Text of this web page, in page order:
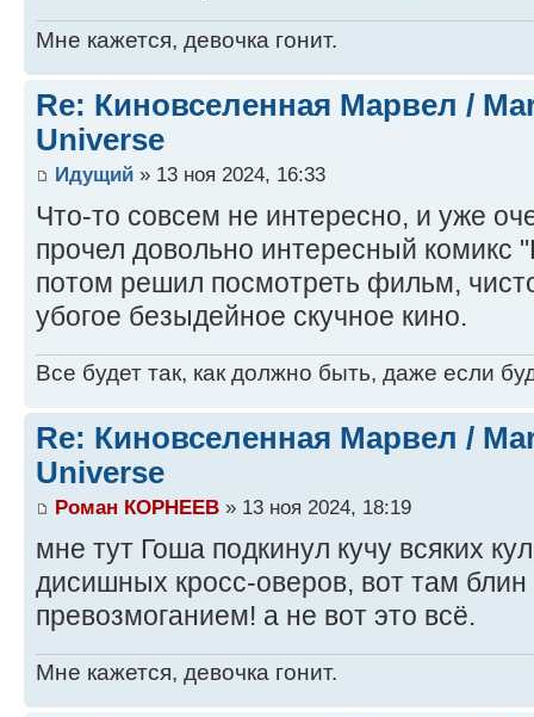
Мне кажется, девочка гонит.
Re: Киновселенная Марвел /
Universe
Идущий » 13 ноя 2024, 16:33
Что-то совсем не интересно, и уже
прочел довольно интересный комикс
потом решил посмотреть фильм,
убогое безыдейное скучное кино.
Все будет так, как должно быть, даже если
Re: Киновселенная Марвел /
Universe
Роман КОРНЕЕВ » 13 ноя 2024, 18:19
мне тут Гоша подкинул кучу всяких
дисишных кросс-оверов, вот там
превозмоганием! а не вот это всё.
Мне кажется, девочка гонит.